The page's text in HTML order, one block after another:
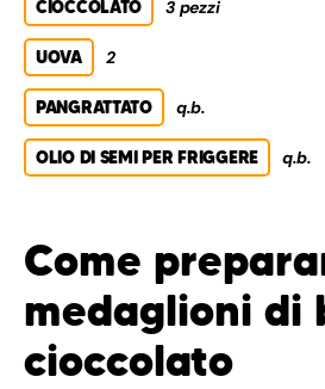
CIOCCOLATO 3 pezzi
UOVA 2
PANGRATTATO q.b.
OLIO DI SEMI PER FRIGGERE q.b.
Come
medaglioni di
cioccolato